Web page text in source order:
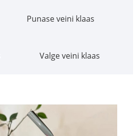
Punase veini klaas
Valge veini klaas